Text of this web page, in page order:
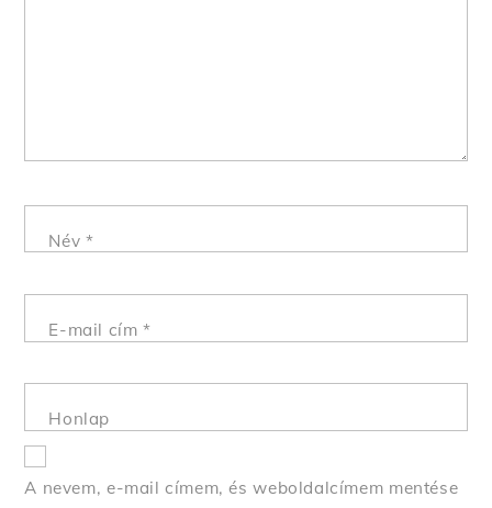
Név *
E-mail cím*
Honlap
A nevem, e-mail címem, és weboldalcímem mentése